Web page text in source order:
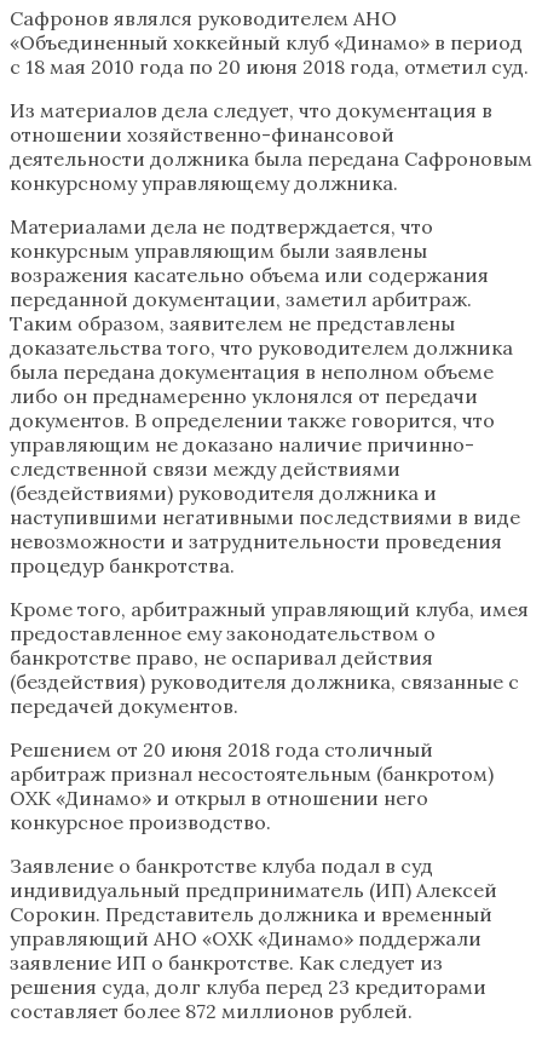
Сафронов являлся руководителем АНО
«Объединенный хоккейный клуб «Динамо» в период
с 18 мая 2010 года по 20 июня 2018 года, отметил суд.
Из материалов дела следует, что документация в
отношении хозяйственно-финансовой
деятельности должника была передана Сафроновым
конкурсному управляющему должника.
Материалами дела не подтверждается, что
конкурсным управляющим были заявлены
возражения касательно объема или содержания
переданной документации, заметил арбитраж.
Таким образом, заявителем не представлены
доказательства того, что руководителем должника
была передана документация в неполном объеме
либо он преднамеренно уклонялся от передачи
документов. В определении также говорится, что
управляющим не доказано наличие причинно-
следственной связи между действиями
(бездействиями) руководителя должника и
наступившими негативными последствиями в виде
невозможности и затруднительности проведения
процедур банкротства.
Кроме того, арбитражный управляющий клуба, имея
предоставленное ему законодательством о
банкротстве право, не оспаривал действия
(бездействия) руководителя должника, связанные с
передачей документов.
Решением от 20 июня 2018 года столичный
арбитраж признал несостоятельным (банкротом)
ОХК «Динамо» и открыл в отношении него
конкурсное производство.
Заявление о банкротстве клуба подал в суд
индивидуальный предприниматель (ИП) Алексей
Сорокин. Представитель должника и временный
управляющий АНО «ОХК «Динамо» поддержали
заявление ИП о банкротстве. Как следует из
решения суда, долг клуба перед 23 кредиторами
составляет более 872 миллионов рублей.